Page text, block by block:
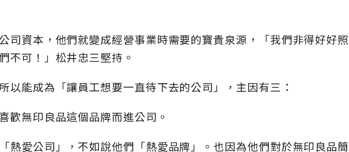
司資本，他們就變成經營事業時需要的寶貴泉源，「我們非得好好照
不可！」松井忠三堅持。
以能成為「讓員工想要一直待下去的公司」，主因有三：
歡無印良品這個品牌而進公司。
熱愛公司」，不如說他們「熱愛品牌」。也因為他們對於無印良品簡